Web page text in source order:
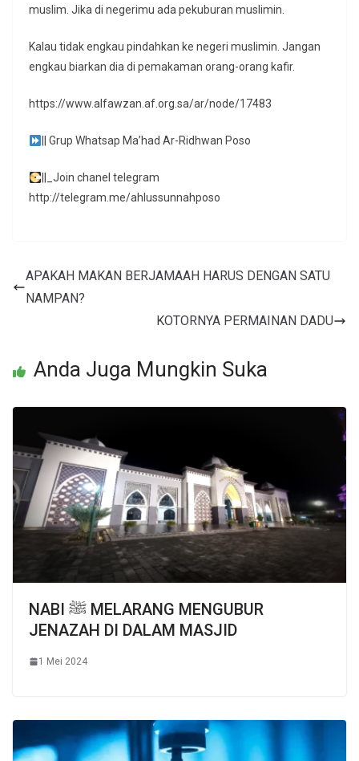
muslim. Jika di negerimu ada pekuburan muslimin.
Kalau tidak engkau pindahkan ke negeri muslimin. Jangan
engkau biarkan dia di pemakaman orang-orang kafir.
https://www.alfawzan.af.org.sa/ar/node/17483
|| Grup Whatsap Ma’had Ar-Ridhwan Poso
||_Join chanel telegram
http://telegram.me/ahlussunnahposo
APAKAH MAKAN BERJAMAAH HARUS DENGAN SATU
NAMPAN?
KOTORNYA PERMAINAN DADU
Anda Juga Mungkin Suka
NABI ﷺ MELARANG MENGUBUR
JENAZAH DI DALAM MASJID
1 Mei 2024